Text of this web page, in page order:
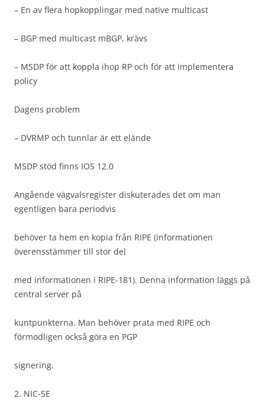
– En av flera hopkopplingar med native multicast
– BGP med multicast mBGP, krävs
– MSDP för att koppla ihop RP och för att implementera
policy
Dagens problem
– DVRMP och tunnlar är ett elände
MSDP stöd finns IOS 12.0
Angående vägvalsregister diskuterades det om man
egentligen bara periodvis
behöver ta hem en kopia från RIPE (informationen
överensstämmer till stor del
med informationen i RIPE-181). Denna information läggs på
central server på
kuntpunkterna. Man behöver prata med RIPE och
förmodligen också göra en PGP
signering.
2. NIC-SE